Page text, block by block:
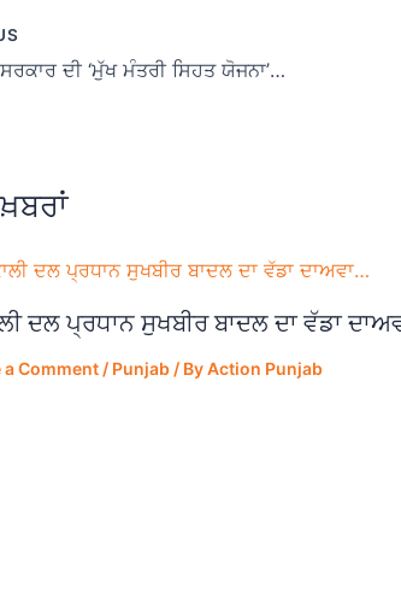
b A
a
ਭਗਵੰਤ ਮਾਨ ਸਰਕਾਰ ਦੀ ‘ਮੁੱਖ ਮੰਤਰੀ ਸਿਹਤ ਯੋਜਨਾ’ ਦੇ ਤਹਿਤ 4,600 ਗੋਡਿਆਂ ਦੇ ਬਦਲਾਅ, ਕੈਸ਼ਲੈੱਸ ਸਰਜਰੀ ਨਾਲ ਹਜ਼ਾਰਾਂ ਲੋਕਾਂ ਦੀ ਤੁਰਨ-ਫਿਰਨ ਦੀ ਸਮਰੱਥਾ ਮੁੜ ਬਹਾਲ
ਦਲ ਪ੍ਰਧਾਨ ਸੁਖਬੀਰ ਬਾਦਲ ਦਾ ਵੱਡਾ
a Comment / Punjab / ByAction Punjab